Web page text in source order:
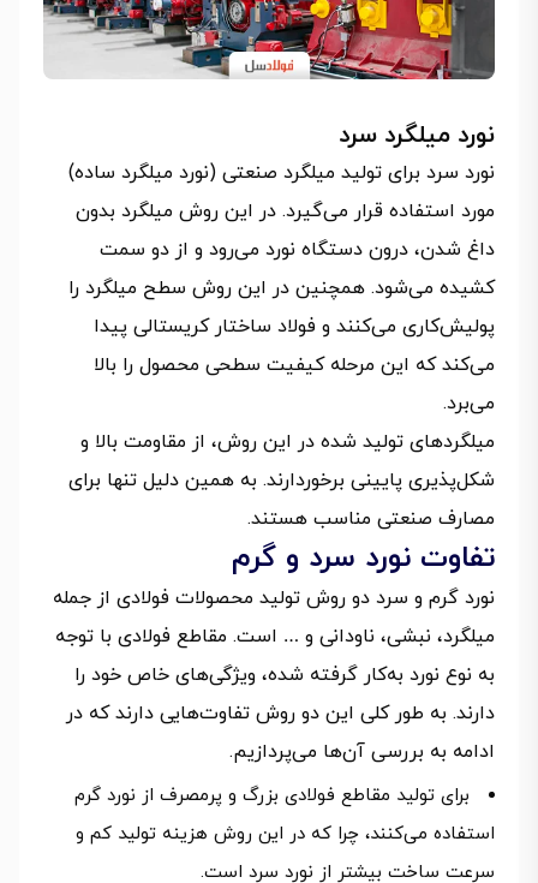
نورد میلگرد سرد
نورد سرد برای تولید میلگرد صنعتی (نورد میلگرد ساده)
مورد استفاده قرار می‌گیرد. در این روش میلگرد بدون
داغ شدن، درون دستگاه نورد می‌رود و از دو سمت
کشیده می‌شود. همچنین در این روش سطح میلگرد را
پولیش‌کاری می‌کنند و فولاد ساختار کریستالی پیدا
می‌کند که این مرحله کیفیت سطحی محصول را بالا
می‌برد.
میلگردهای تولید شده در این روش، از مقاومت بالا و
شکل‌پذیری پایینی برخوردارند. به همین دلیل تنها برای
مصارف صنعتی مناسب هستند.
تفاوت نورد سرد و گرم
نورد گرم و سرد دو روش تولید محصولات فولادی از جمله
میلگرد، نبشی، ناودانی و … است. مقاطع فولادی با توجه
به نوع نورد به‌کار گرفته شده، ویژگی‌های خاص خود را
دارند. به طور کلی این دو روش تفاوت‌هایی دارند که در
ادامه به بررسی آن‌ها می‌پردازیم.
برای تولید مقاطع فولادی بزرگ و پرمصرف از نورد گرم
استفاده می‌کنند، چرا که در این روش هزینه تولید کم و
سرعت ساخت بیشتر از نورد سرد است.